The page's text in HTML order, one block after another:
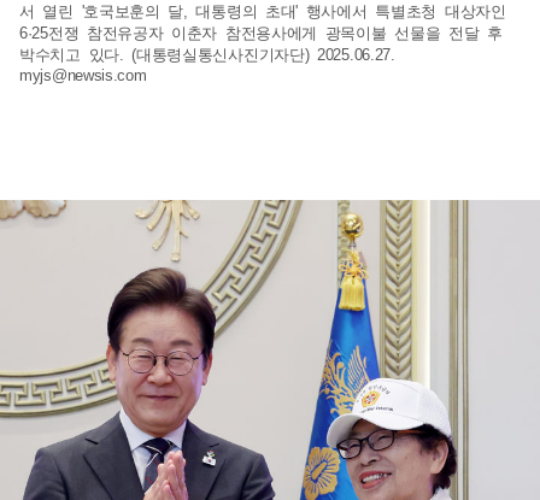
서 열린 '호국보훈의 달, 대통령의 초대' 행사에서 특별초청 대상자인
6·25전쟁 참전유공자 이춘자 참전용사에게 광목이불 선물을 전달 후
박수치고 있다. (대통령실통신사진기자단) 2025.06.27.
myjs@newsis.com